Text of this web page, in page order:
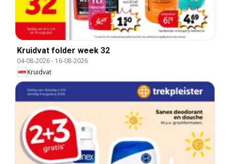
Kruidvat folder week 32
04-08-2026- 16-08-2026
Kruidvat